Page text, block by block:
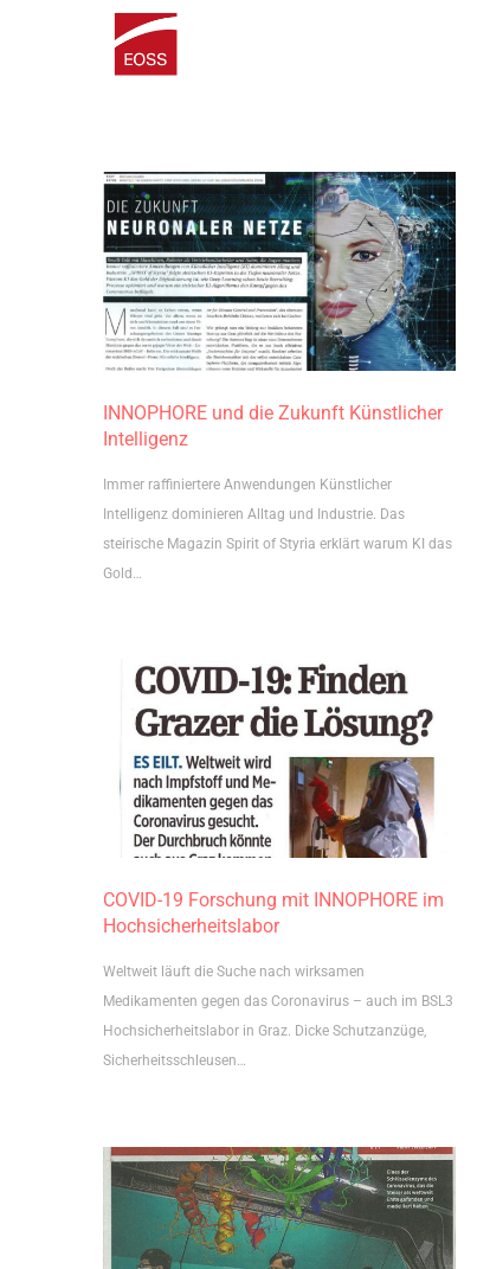
INNOPHORE und die Zukunft Künstlicher
Intelligenz
Immer raffiniertere Anwendungen Künstlicher
Intelligenz dominieren Alltag und Industrie. Das
steirische Magazin Spirit of Styria erklärt warum KI das
Gold…
COVID-19 Forschung mit INNOPHORE im
Hochsicherheitslabor
Weltweit läuft die Suche nach wirksamen
Medikamenten gegen das Coronavirus – auch im BSL3
Hochsicherheitslabor in Graz. Dicke Schutzanzüge,
Sicherheitsschleusen…